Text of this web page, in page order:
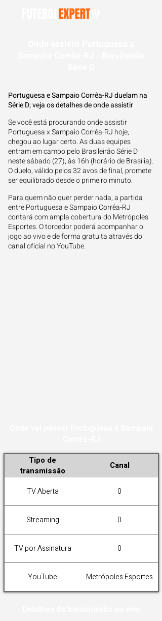
Portuguesa e Sampaio Corrêa-RJ duelam na
Série D; veja os detalhes de onde assistir
Se você está procurando onde assistir
Portuguesa x Sampaio Corrêa-RJ hoje,
chegou ao lugar certo. As duas equipes
entram em campo pelo Brasileirão Série D
neste sábado (27), às 16h (horário de Brasília).
O duelo, válido pelos 32 avos de final, promete
ser equilibrado desde o primeiro minuto.
Para quem não quer perder nada, a partida
entre Portuguesa e Sampaio Corrêa-RJ
contará com ampla cobertura do Metrópoles
Esportes. O torcedor poderá acompanhar o
jogo ao vivo e de forma gratuita através do
canal oficial no YouTube.
Tipo de
transmissão
Canal
TV Aberta 0
Streaming 0
TV por Assinatura 0
YouTube Metrópoles Esportes